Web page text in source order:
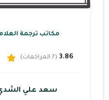
مكاتب ترجمة
3.86 (7 المراجعات)
سعد علي الشدي